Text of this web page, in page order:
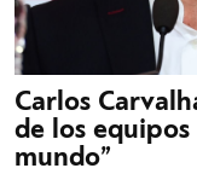
Carlos
de los
mundo”